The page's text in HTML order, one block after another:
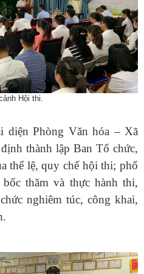
Hội thi.
diện Phòng Văn hóa – Xã
thành lập Ban Tổ chức,
thể lệ, quy chế hội thi; phổ
thăm và thực hành thi,
nghiêm túc, công khai,